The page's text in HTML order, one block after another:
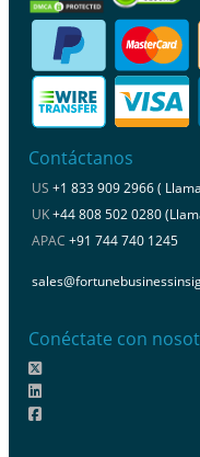
Contáctanos
US +1 833 909 2966 (
UK+44 808 502 0280
APAC +91 744 740 1245
Conéctate con